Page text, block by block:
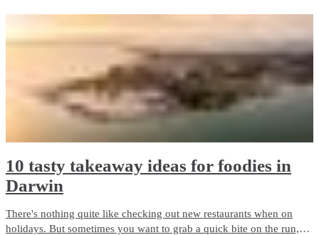
10 tasty takeaway ideas for foodies in
Darwin
There's nothing quite like checking out new restaurants when on
holidays. But sometimes you want to grab a quick bite on the run,